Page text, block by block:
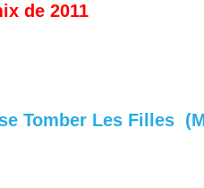
de 2011
Tomber Les Filles